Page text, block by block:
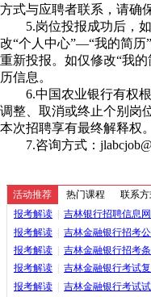
方式与应聘者联系，请确
5.岗位投报成功后，如
改“个人中心”—“我的简历
重新投报。如仅修改“我
历信息。
6.中国农业银行有权根
调整、取消或终止个别岗
本次招聘享有最终解释权。
7.咨询方式：
活动推荐 热门课程 联系方
报考解读
吉林银行招聘信息
报考解读
吉林金融银行招考
报考解读
吉林金融银行招考
报考解读
吉林金融银行考试
报考解读
吉林金融银行考试